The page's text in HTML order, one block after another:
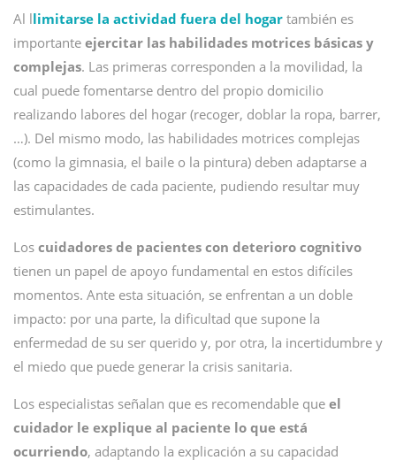
Al llimitarse la actividad fuera del hogar también es
importante ejercitar las habilidades motrices básicas y
complejas. Las primeras corresponden a la movilidad, la
cual puede fomentarse dentro del propio domicilio
realizando labores del hogar (recoger, doblar la ropa, barrer,
…). Del mismo modo, las habilidades motrices complejas
(como la gimnasia, el baile o la pintura) deben adaptarse a
las capacidades de cada paciente, pudiendo resultar muy
estimulantes.
Los cuidadores de pacientes con deterioro cognitivo
tienen un papel de apoyo fundamental en estos difíciles
momentos. Ante esta situación, se enfrentan a un doble
impacto: por una parte, la dificultad que supone la
enfermedad de su ser querido y, por otra, la incertidumbre y
el miedo que puede generar la crisis sanitaria.
Los especialistas señalan que es recomendable que el
cuidador le explique al paciente lo que está
ocurriendo, adaptando la explicación a su capacidad